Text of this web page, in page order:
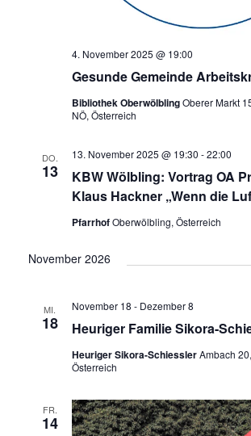
Gesunde Gemeinde
4. November 2025 @ 19:00
Bibliothek OberwölblingOberer Markt
NÖ, Österreich
DO.
13
KBW Wölbling: Vortrag OA
Klaus Hackner „Wenn die
13. November 2025 @ 19:30 -22:00
PfarrhofOberwölbling, Österreich
November 2026
MI.
18 Heuriger Familie Sikora-
November 18 - Dezember 8
Heuriger Sikora-SchiesslerAmbach
Österreich
FR.
14